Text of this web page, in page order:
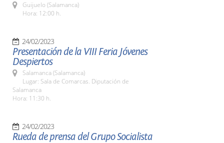
Guijuelo (Salamanca)
Hora: 12:00 h.
24/02/2023
Presentación de la VIII Feria Jóvenes
Despiertos
Salamanca (Salamanca)
Lugar: Sala de Comarcas. Diputación de
Salamanca
Hora: 11:30 h.
24/02/2023
Rueda de prensa del Grupo Socialista